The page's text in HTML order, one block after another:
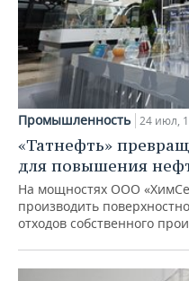
Промышленность 24 июл,
«Татнефть»
для повышения
На мощностях ООО
производить
отходов собственного